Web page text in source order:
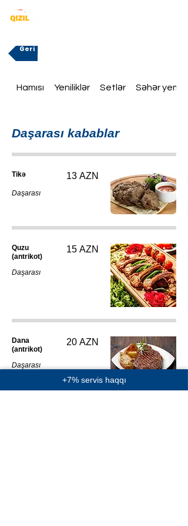
Geri
Hamısı Yeniliklər Setlər Səhər
Daşarası kabablar
Tikə
Daşarası
13 AZN
Quzu
(antrikot)
Daşarası
15 AZN
Dana
(antrikot)
Daşarası
20 AZN
+7% servis haqqı